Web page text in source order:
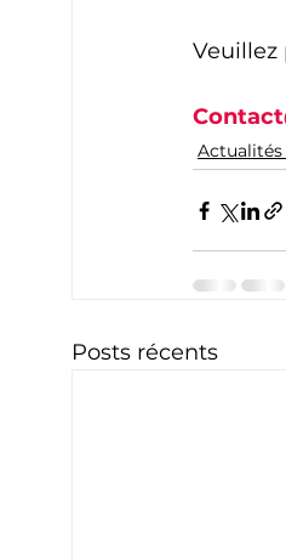
Veuillez
Posts récents